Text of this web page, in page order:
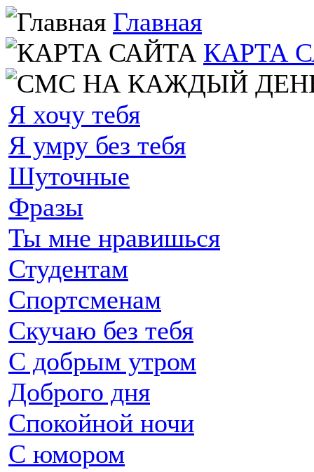
Главная
КАРТА
Я хочу тебя
Я умру без тебя
Шуточные
Фразы
Ты мне нравишься
Студентам
Спортсменам
Скучаю без тебя
С добрым утром
Доброго дня
Спокойной ночи
С юмором